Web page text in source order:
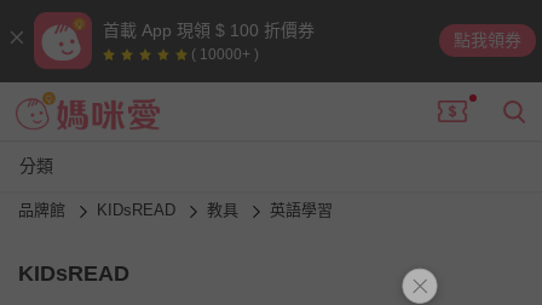
首載 App 現領 $ 100 折價券
( 10000+ )
點我領券
分類
品牌館 KIDsREAD 教具 英語學習
KIDsREAD